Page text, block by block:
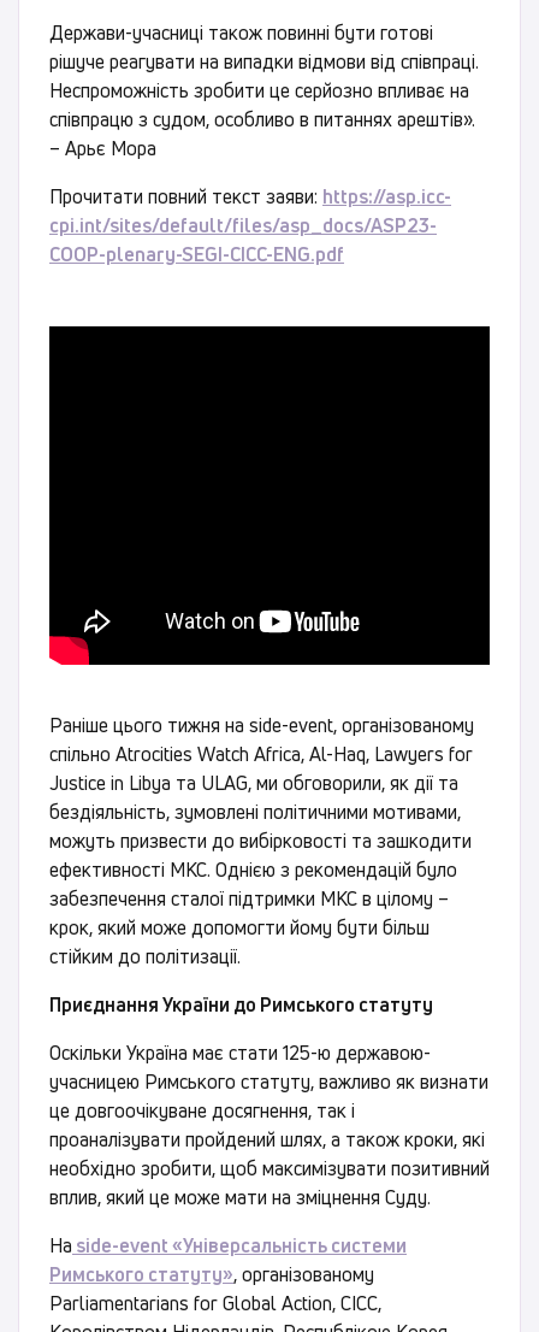
Держави-учасниці також повинні бути готові
рішуче реагувати на випадки відмови від співпраці.
Неспроможність зробити це серйозно впливає на
співпрацю з судом, особливо в питаннях арештів».
– Арьє Мора
Прочитати повний текст заяви: https://asp.icc-
cpi.int/sites/default/files/asp_docs/ASP23-
COOP-plenary-SEGI-CICC-ENG.pdf
Раніше цього тижня на side-event, організованому
спільно Atrocities Watch Africa, Al-Haq, Lawyers for
Justice in Libya та ULAG, ми обговорили, як дії та
бездіяльність, зумовлені політичними мотивами,
можуть призвести до вибірковості та зашкодити
ефективності МКС. Однією з рекомендацій було
забезпечення сталої підтримки МКС в цілому –
крок, який може допомогти йому бути більш
стійким до політизації.
Приєднання України до Римського статуту
Оскільки Україна має стати 125-ю державою-
учасницею Римського статуту, важливо як визнати
це довгоочікуване досягнення, так і
проаналізувати пройдений шлях, а також кроки, які
необхідно зробити, щоб максимізувати позитивний
вплив, який це може мати на зміцнення Суду.
На side-event «Універсальність системи
Римського статуту», організованому
Parliamentarians for Global Action, CICC,